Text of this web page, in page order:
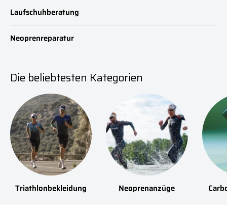
Laufschuhberatung
Neoprenreparatur
Die beliebtesten Kategorien
Triathlonbekleidung Neoprenanzüge